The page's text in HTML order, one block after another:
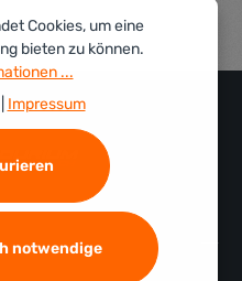
Cookies, um eine
bieten zu können.
...
Impressum
notwendige